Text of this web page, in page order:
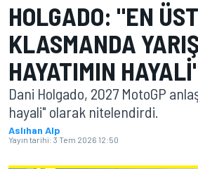
HOLGADO: "EN ÜST
KLASMANDA
HAYATIMIN
Dani Holgado, 2027 MotoGP
hayali" olarak nitelendirdi.
Aslıhan Alp
Yayın tarihi: 3 Tem 2026 12:50